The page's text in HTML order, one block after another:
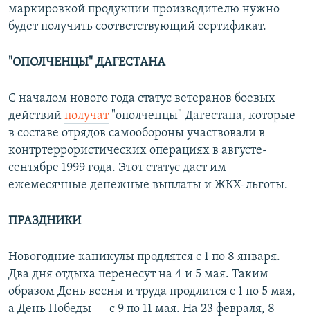
маркировкой продукции производителю нужно
будет получить соответствующий сертификат.
"ОПОЛЧЕНЦЫ" ДАГЕСТАНА
С началом нового года статус ветеранов боевых
действий получат"ополченцы" Дагестана, которые
в составе отрядов самообороны участвовали в
контртеррористических операциях в августе-
сентябре 1999 года. Этот статус даст им
ежемесячные денежные выплаты и ЖКХ-льготы.
ПРАЗДНИКИ
Новогодние каникулы продлятся с 1 по 8 января.
Два дня отдыха перенесут на 4 и 5 мая. Таким
образом День весны и труда продлится с 1 по 5 мая,
а День Победы — с 9 по 11 мая. На 23 февраля, 8